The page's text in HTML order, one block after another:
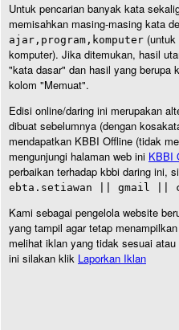
Untuk pencarian banyak kata
memisahkan masing-masing kata
ajar,program,komputer
komputer). Jika ditemukan, hasil
"kata dasar" dan hasil yang berupa
kolom "Memuat".
Edisi online/daring ini merupakan
dibuat sebelumnya (dengan
mendapatkan KBBI Offline (tidak
mengunjungi halaman web ini KBBI
perbaikan terhadap kbbi daring ini,
ebta.setiawan || gmail ||
Kami sebagai pengelola website
yang tampil agar tetap
melihat iklan yang tidak sesuai
ini silakan klik Laporkan Iklan